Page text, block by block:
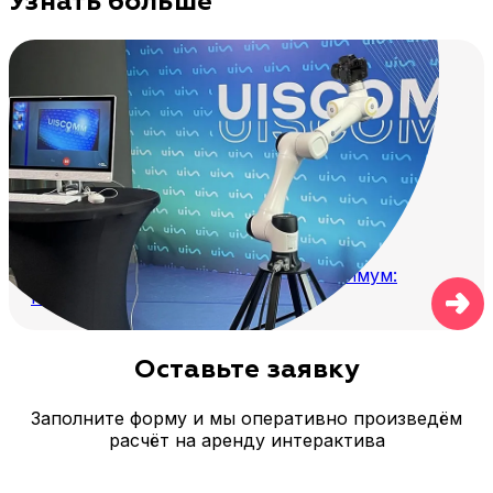
Где глэмбот раскрывается на максимум:
примеры сценариев и советы
Оставьте заявку
Заполните форму и мы оперативно произведём
расчёт на аренду интерактива